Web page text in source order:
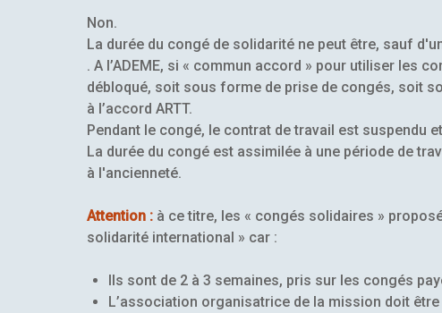
Non.
La durée du congé de solidarité ne peut être, sauf
. A l’ADEME, si « commun accord » pour utiliser les
débloqué, soit sous forme de prise de congés, soit
à l’accord ARTT.
Pendant le congé, le contrat de travail est suspendu
La durée du congé est assimilée à une période de
à l'ancienneté.
Attention : à ce titre, les « congés solidaires »
solidarité international » car :
Ils sont de 2 à 3 semaines, pris sur les congés
L’association organisatrice de la mission doit